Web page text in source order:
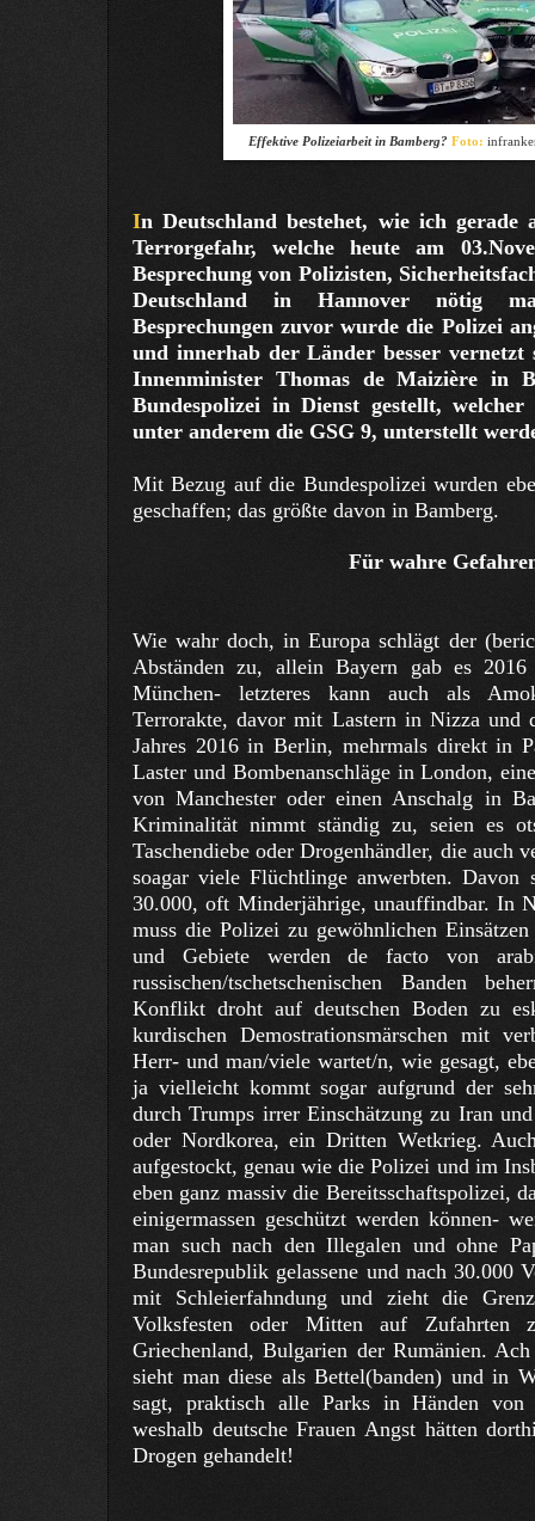
Effektive Polizeiarbeit in Bamberg? Foto:
In Deutschland bestehet, wie ich gerade
Terrorgefahr, welche heute am
Besprechung von Polizisten,
Deutschland in Hannover nötig
Besprechungen zuvor wurde die Polizei
und innerhab der Länder besser vernetzt
Innenminister Thomas de Maizière in
Bundespolizei in Dienst gestellt, welcher
unter anderem die GSG 9, unterstellt
Mit Bezug auf die Bundespolizei wurden
geschaffen; das größte davon in Bamberg.
Für wahre
Wie wahr doch, in Europa schlägt der
Abständen zu, allein Bayern gab es
München- letzteres kann auch als
Terrorakte, davor mit Lastern in Nizza und
Jahres 2016 in Berlin, mehrmals direkt in
Laster und Bombenanschläge in London,
von Manchester oder einen Anschalg in
Kriminalität nimmt ständig zu, seien es
Taschendiebe oder Drogenhändler, die auch
soagar viele Flüchtlinge anwerbten.
30.000, oft Minderjährige, unauffindbar. In
muss die Polizei zu gewöhnlichen
und Gebiete werden de facto von
russischen/tschetschenischen Banden
Konflikt droht auf deutschen Boden zu
kurdischen Demostrationsmärschen mit
Herr- und man/viele wartet/n, wie gesagt,
ja vielleicht kommt sogar aufgrund der
durch Trumps irrer Einschätzung zu Iran
oder Nordkorea, ein Dritten Wetkrieg.
aufgestockt, genau wie die Polizei und im
eben ganz massiv die Bereitsschaftspolizei,
einigermassen geschützt werden können-
man such nach den Illegalen und ohne
Bundesrepublik gelassene und nach 30.000
mit Schleierfahndung und zieht die
Volksfesten oder Mitten auf Zufahrten
Griechenland, Bulgarien der Rumänien.
sieht man diese als Bettel(banden) und in
sagt, praktisch alle Parks in Händen von
weshalb deutsche Frauen Angst hätten
Drogen gehandelt!